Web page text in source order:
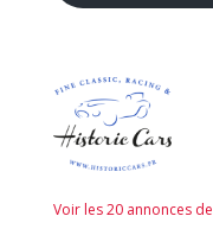
Voir les 20 annonces de